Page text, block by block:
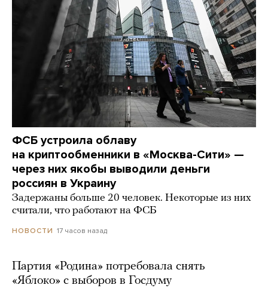
ФСБ устроила облаву
на криптообменники в «Москва-Сити» —
через них якобы выводили деньги
россиян в Украину
Задержаны больше 20 человек. Некоторые из них
считали, что работают на ФСБ
НОВОСТИ 17 часов назад
Партия «Родина» потребовала снять
«Яблоко» с выборов в Госдуму